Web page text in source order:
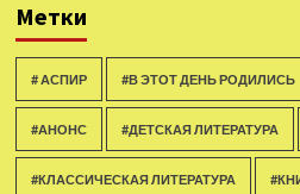
Метки
# АСПИР #В ЭТОТ ДЕНЬ РОДИЛИСЬ
#АНОНС #ДЕТСКАЯ ЛИТЕРАТУРА
#КЛАССИЧЕСКАЯ ЛИТЕРАТУРА